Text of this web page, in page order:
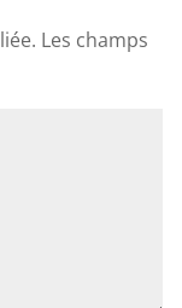
Les champs